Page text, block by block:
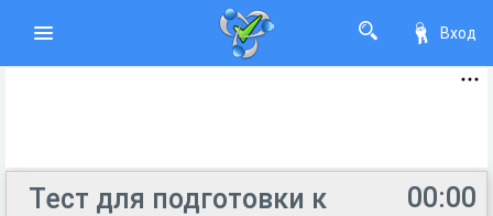
Вход
00:00
Тест для подготовки к